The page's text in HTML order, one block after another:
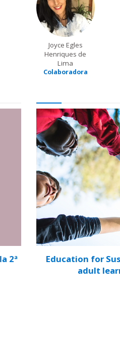
Joyce Egles
Henriques de
Lima
Colaboradora
2ª
Education for
adult